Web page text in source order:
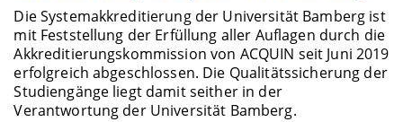
Die Systemakkreditierung der Universität Bamberg ist
mit Feststellung der Erfüllung aller Auflagen durch die
Akkreditierungskommission von ACQUIN seit Juni 2019
erfolgreich abgeschlossen. Die Qualitätssicherung der
Studiengänge liegt damit seither in der
Verantwortung der Universität Bamberg.